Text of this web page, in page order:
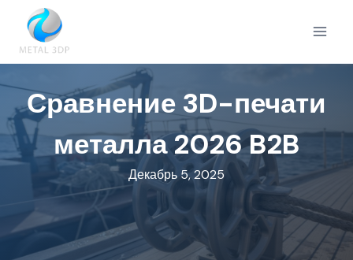
Перейти
содержимому
Сравнение 3D-печати
металла 2026 B2B
Декабрь 5, 2025